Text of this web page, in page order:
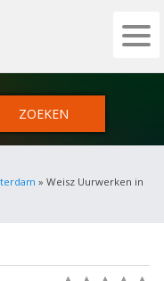
- DE ZAKELIJKE PORTAL
» Weisz Uurwerken in